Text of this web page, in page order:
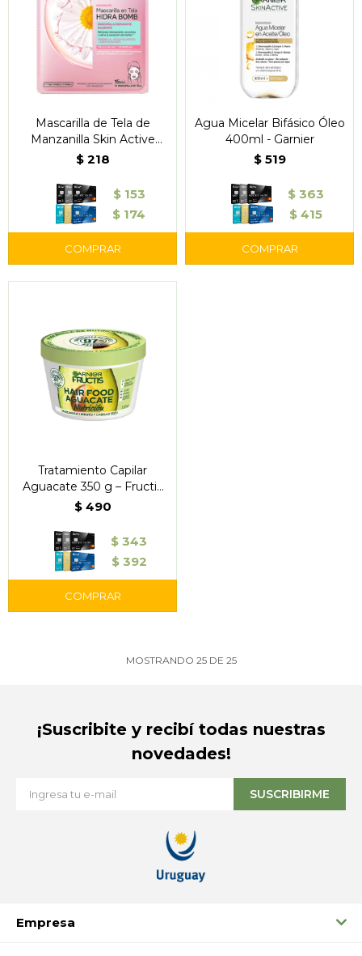
Mascarilla de Tela de
Manzanilla Skin Active
Garnier
$ 218
$ 153
$ 174
Agua Micelar Bifásico Óleo
400ml - Garnier
$ 519
$ 363
$ 415
Tratamiento Capilar
Aguacate 350 g – Fructis
Hair Food
$ 490
$ 343
$ 392
MOSTRANDO 25DE 25
Empresa
¡Suscribite y recibí todas nuestras
novedades!
SUSCRIBIRME